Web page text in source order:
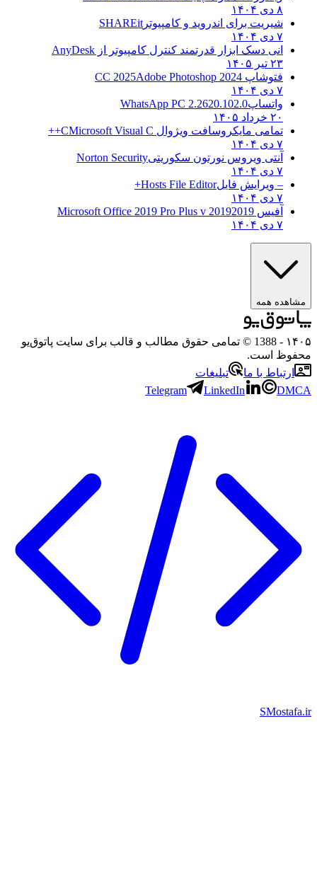
شیریت برای اندروید و کامپیوترSHAREit
انی دسک ابزار قدرتمند کنترل کامپیوتر ازAnyDesk
۲۳ تیر ۱۴۰۵
فتوشاپ CC 2025Adobe Photoshop 2024
واتساپWhatsApp PC 2.2620.102.0
۲۰ خرداد ۱۴۰۵
تمامی مایکروسافت ویژوال C Microsoft Visual C++
آنتی ویروس نورتون سکوریتیNorton Security
– ویرایش فایلHosts File Editor+
آفیس 2019 2019 Microsoft Office 2019 Pro Plus v
مشاهده همه
- 1388 © تمامی حقوق مطالب و قالب برای سایت پاتوق‌یو
است.
ارتباط با ما
تبلیغات
Telegram
LinkedIn